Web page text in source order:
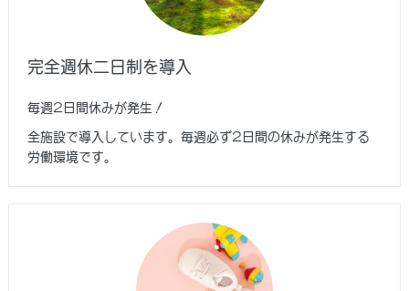
完全週休二日制を導入
毎週2日間休みが発生！
全施設で導入しています。毎週必ず2日間の休みが発生する
労働環境です。